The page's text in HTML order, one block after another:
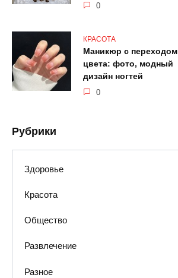
0
КРАСОТА
Маникюр с переходом
цвета: фото, модный
дизайн ногтей
0
Рубрики
Здоровье
Красота
Общество
Развлечение
Разное